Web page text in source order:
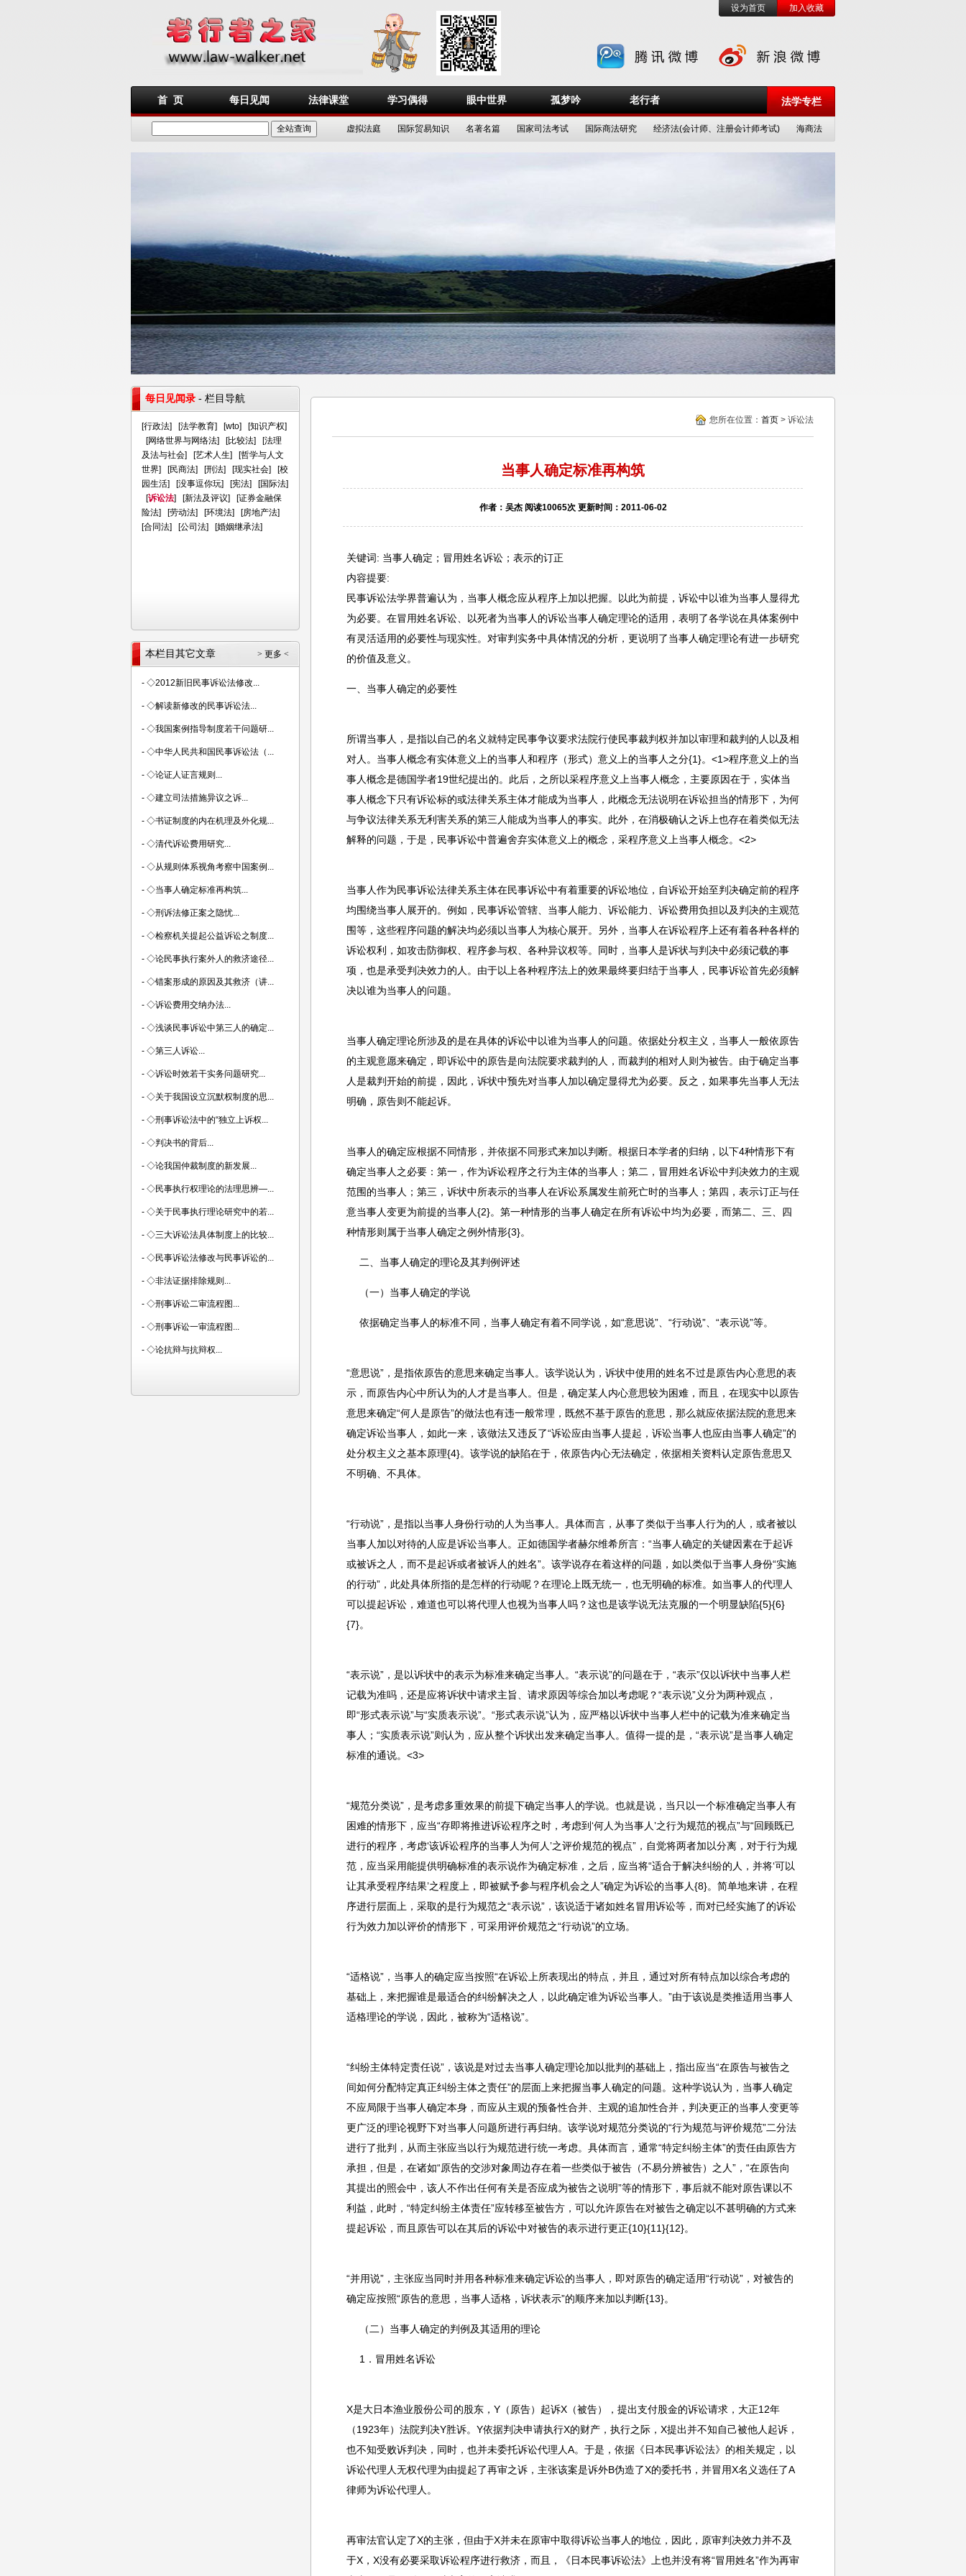
设为首页 加入收藏
首 页 每日见闻 法律课堂 学习偶得 眼中世界 孤梦吟 老行者 法学专栏
虚拟法庭 国际贸易知识 名著名篇 国家司法考试 国际商法研究 经济法(会计师、注册会计师考试) 海商法
您所在位置： 首页 > 诉讼法
当事人确定标准再构筑
作者：吴杰 阅读10065次 更新时间：2011-06-02
关键词: 当事人确定；冒用姓名诉讼；表示的订正
内容提要:
民事诉讼法学界普遍认为，当事人概念应从程序上加以把握。以此为前提，诉讼中以谁为当事人显得尤
为必要。在冒用姓名诉讼、以死者为当事人的诉讼当事人确定理论的适用，表明了各学说在具体案例中
有灵活适用的必要性与现实性。对审判实务中具体情况的分析，更说明了当事人确定理论有进一步研究
的价值及意义。
一、当事人确定的必要性
所谓当事人，是指以自己的名义就特定民事争议要求法院行使民事裁判权并加以审理和裁判的人以及相
对人。当事人概念有实体意义上的当事人和程序（形式）意义上的当事人之分{1}。<1>程序意义上的当
事人概念是德国学者19世纪提出的。此后，之所以采程序意义上当事人概念，主要原因在于，实体当
事人概念下只有诉讼标的或法律关系主体才能成为当事人，此概念无法说明在诉讼担当的情形下，为何
与争议法律关系无利害关系的第三人能成为当事人的事实。此外，在消极确认之诉上也存在着类似无法
解释的问题，于是，民事诉讼中普遍舍弃实体意义上的概念，采程序意义上当事人概念。<2>
当事人作为民事诉讼法律关系主体在民事诉讼中有着重要的诉讼地位，自诉讼开始至判决确定前的程序
均围绕当事人展开的。例如，民事诉讼管辖、当事人能力、诉讼能力、诉讼费用负担以及判决的主观范
围等，这些程序问题的解决均必须以当事人为核心展开。另外，当事人在诉讼程序上还有着各种各样的
诉讼权利，如攻击防御权、程序参与权、各种异议权等。同时，当事人是诉状与判决中必须记载的事
项，也是承受判决效力的人。由于以上各种程序法上的效果最终要归结于当事人，民事诉讼首先必须解
决以谁为当事人的问题。
当事人确定理论所涉及的是在具体的诉讼中以谁为当事人的问题。依据处分权主义，当事人一般依原告
的主观意愿来确定，即诉讼中的原告是向法院要求裁判的人，而裁判的相对人则为被告。由于确定当事
人是裁判开始的前提，因此，诉状中预先对当事人加以确定显得尤为必要。反之，如果事先当事人无法
明确，原告则不能起诉。
当事人的确定应根据不同情形，并依据不同形式来加以判断。根据日本学者的归纳，以下4种情形下有
确定当事人之必要：第一，作为诉讼程序之行为主体的当事人；第二，冒用姓名诉讼中判决效力的主观
范围的当事人；第三，诉状中所表示的当事人在诉讼系属发生前死亡时的当事人；第四，表示订正与任
意当事人变更为前提的当事人{2}。第一种情形的当事人确定在所有诉讼中均为必要，而第二、三、四
种情形则属于当事人确定之例外情形{3}。
二、当事人确定的理论及其判例评述
（一）当事人确定的学说
依据确定当事人的标准不同，当事人确定有着不同学说，如“意思说”、“行动说”、“表示说”等。
“意思说”，是指依原告的意思来确定当事人。该学说认为，诉状中使用的姓名不过是原告内心意思的表
示，而原告内心中所认为的人才是当事人。但是，确定某人内心意思较为困难，而且，在现实中以原告
意思来确定“何人是原告”的做法也有违一般常理，既然不基于原告的意思，那么就应依据法院的意思来
确定诉讼当事人，如此一来，该做法又违反了“诉讼应由当事人提起，诉讼当事人也应由当事人确定”的
处分权主义之基本原理{4}。该学说的缺陷在于，依原告内心无法确定，依据相关资料认定原告意思又
不明确、不具体。
“行动说”，是指以当事人身份行动的人为当事人。具体而言，从事了类似于当事人行为的人，或者被以
当事人加以对待的人应是诉讼当事人。正如德国学者赫尔维希所言：“当事人确定的关键因素在于起诉
或被诉之人，而不是起诉或者被诉人的姓名”。该学说存在着这样的问题，如以类似于当事人身份“实施
的行动”，此处具体所指的是怎样的行动呢？在理论上既无统一，也无明确的标准。如当事人的代理人
可以提起诉讼，难道也可以将代理人也视为当事人吗？这也是该学说无法克服的一个明显缺陷{5}{6}
{7}。
“表示说”，是以诉状中的表示为标准来确定当事人。“表示说”的问题在于，“表示”仅以诉状中当事人栏
记载为准吗，还是应将诉状中请求主旨、请求原因等综合加以考虑呢？“表示说”义分为两种观点，
即“形式表示说”与“实质表示说”。“形式表示说”认为，应严格以诉状中当事人栏中的记载为准来确定当
事人；“实质表示说”则认为，应从整个诉状出发来确定当事人。值得一提的是，“表示说”是当事人确定
标准的通说。<3>
“规范分类说”，是考虑多重效果的前提下确定当事人的学说。也就是说，当只以一个标准确定当事人有
困难的情形下，应当“存即将推进诉讼程序之时，考虑到‘何人为当事人’之行为规范的视点”与“回顾既已
进行的程序，考虑‘该诉讼程序的当事人为何人’之评价规范的视点”，自觉将两者加以分离，对于行为规
范，应当采用能提供明确标准的表示说作为确定标准，之后，应当将“适合于解决纠纷的人，并将‘可以
让其承受程序结果’之程度上，即被赋予参与程序机会之人”确定为诉讼的当事人{8}。简单地来讲，在程
序进行层面上，采取的是行为规范之“表示说”，该说适于诸如姓名冒用诉讼等，而对已经实施了的诉讼
行为效力加以评价的情形下，可采用评价规范之“行动说”的立场。
“适格说”，当事人的确定应当按照“在诉讼上所表现出的特点，并且，通过对所有特点加以综合考虑的
基础上，来把握谁是最适合的纠纷解决之人，以此确定谁为诉讼当事人。”由于该说是类推适用当事人
适格理论的学说，因此，被称为“适格说”。
“纠纷主体特定责任说”，该说是对过去当事人确定理论加以批判的基础上，指出应当“在原告与被告之
间如何分配特定真正纠纷主体之责任”的层面上来把握当事人确定的问题。这种学说认为，当事人确定
不应局限于当事人确定本身，而应从主观的预备性合并、主观的追加性合并，判决更正的当事人变更等
更广泛的理论视野下对当事人问题所进行再归纳。该学说对规范分类说的“行为规范与评价规范”二分法
进行了批判，从而主张应当以行为规范进行统一考虑。具体而言，通常“特定纠纷主体”的责任由原告方
承担，但是，在诸如“原告的交涉对象周边存在着一些类似于被告（不易分辨被告）之人”，“在原告向
其提出的照会中，该人不作出任何有关是否应成为被告之说明”等的情形下，事后就不能对原告课以不
利益，此时，“特定纠纷主体责任”应转移至被告方，可以允许原告在对被告之确定以不甚明确的方式来
提起诉讼，而且原告可以在其后的诉讼中对被告的表示进行更正{10}{11}{12}。
“并用说”，主张应当同时并用各种标准来确定诉讼的当事人，即对原告的确定适用“行动说”，对被告的
确定应按照“原告的意思，当事人适格，诉状表示”的顺序来加以判断{13}。
（二）当事人确定的判例及其适用的理论
1．冒用姓名诉讼
X是大日本渔业股份公司的股东，Y（原告）起诉X（被告），提出支付股金的诉讼请求，大正12年
（1923年）法院判决Y胜诉。Y依据判决申请执行X的财产，执行之际，X提出并不知自己被他人起诉，
也不知受败诉判决，同时，也并未委托诉讼代理人A。于是，依据《日本民事诉讼法》的相关规定，以
诉讼代理人无权代理为由提起了再审之诉，主张该案是诉外B伪造了X的委托书，并冒用X名义选任了A
律师为诉讼代理人。
再审法官认定了X的主张，但由于X并未在原审中取得诉讼当事人的地位，因此，原审判决效力并不及
于X，X没有必要采取诉讼程序进行救济，而且，《日本民事诉讼法》上也并没有将“冒用姓名”作为再审
每日见闻录 - 栏目导航
[行政法] [法学教育] [wto] [知识产权]
[网络世界与网络法] [比较法] [法理
及法与社会] [艺术人生] [哲学与人文
世界] [民商法] [刑法] [现实社会] [校
园生活] [没事逗你玩] [宪法] [国际法]
[诉讼法] [新法及评议] [证券金融保
险法] [劳动法] [环境法] [房地产法]
[合同法] [公司法] [婚姻继承法]
> 更多 <
本栏目其它文章
- ◇2012新旧民事诉讼法修改...
- ◇解读新修改的民事诉讼法...
- ◇我国案例指导制度若干问题研...
- ◇中华人民共和国民事诉讼法（...
- ◇论证人证言规则...
- ◇建立司法措施异议之诉...
- ◇书证制度的内在机理及外化规...
- ◇清代诉讼费用研究...
- ◇从规则体系视角考察中国案例...
- ◇当事人确定标准再构筑...
- ◇刑诉法修正案之隐忧...
- ◇检察机关提起公益诉讼之制度...
- ◇论民事执行案外人的救济途径...
- ◇错案形成的原因及其救济（讲...
- ◇诉讼费用交纳办法...
- ◇浅谈民事诉讼中第三人的确定...
- ◇第三人诉讼...
- ◇诉讼时效若干实务问题研究...
- ◇关于我国设立沉默权制度的思...
- ◇刑事诉讼法中的“独立上诉权...
- ◇判决书的背后...
- ◇论我国仲裁制度的新发展...
- ◇民事执行权理论的法理思辨—...
- ◇关于民事执行理论研究中的若...
- ◇三大诉讼法具体制度上的比较...
- ◇民事诉讼法修改与民事诉讼的...
- ◇非法证据排除规则...
- ◇刑事诉讼二审流程图...
- ◇刑事诉讼一审流程图...
- ◇论抗辩与抗辩权...